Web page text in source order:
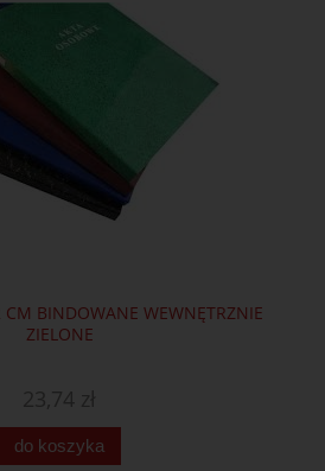
BINDOWANE WEWNĘTRZNIE
ZIELONE
do koszyka